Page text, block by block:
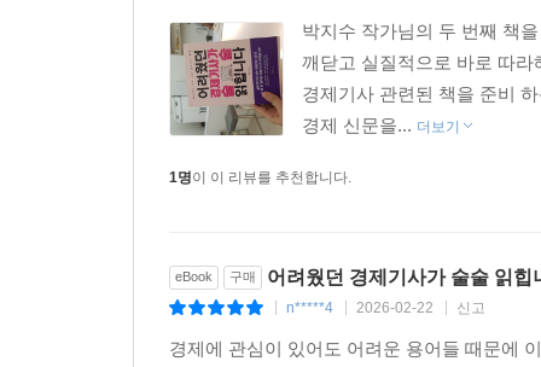
본격적인 경제지표 읽기에 앞서 사전지식으로
자주 쓰는 표현이기 때문에 이 4가지 개념을 이
인 숫자 자체보다는 시간의 흐름에 따라 수량이
되는 시점을 100으로 해서 산출합니다. 그래서
많은 내용을 담아야 하는 기사는 가독성을 높이
주요 내용을 전달하기에 좋습니다. 둘째, 텍스트
함께하는 그래프는 기사의 품격을 높여줍니다.
박지수 작가님의 두 번째 책
깨닫고 실질적으로 바로 따
경제기사 관련된 책을 준비
경제 신문을... 더보기
1명이 이 리뷰를 추천합니다.
eBook 구매 어려웠던 경제기사가 술술 읽힙
n*****4 2026-02-22 신고
경제에 관심이 있어도 어려운 용어들 때문에